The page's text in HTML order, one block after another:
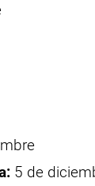
5 de